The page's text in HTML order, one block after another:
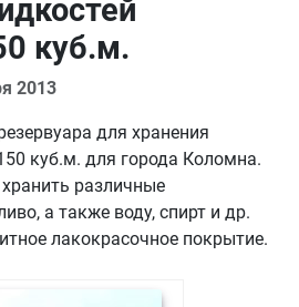
куб.м.
2013
для хранения
куб.м. для города Коломна.
различные
а также воду, спирт и др.
лакокрасочное покрытие.